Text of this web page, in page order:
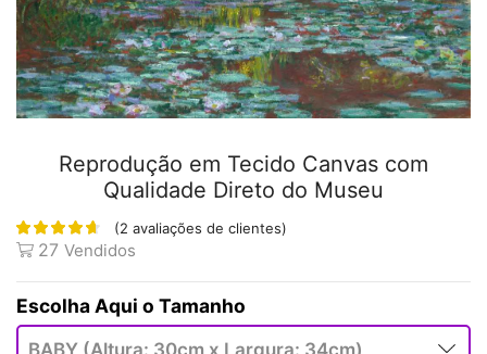
Reprodução em Tecido Canvas com
Qualidade Direto do Museu
(2 avaliações de clientes)
27 Vendidos
Tamanho